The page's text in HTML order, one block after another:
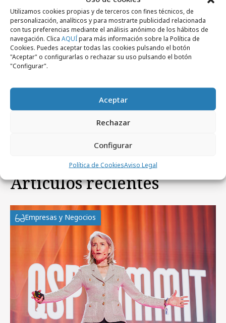
Utilizamos cookies propias y de terceros con fines técnicos, de
personalización, analíticos y para mostrarte publicidad relacionada
con tus preferencias mediante el análisis anónimo de los hábitos de
navegación. Clica AQUÍpara más información sobre la Política de
Cookies. Puedes aceptar todas las cookies pulsando el botón
"Aceptar" o configurarlas o rechazar su uso pulsando el botón
"Configurar".
Aceptar
Rechazar
Configurar
Política de CookiesAviso Legal
Ceuta presume de ser una "tierra rara"
Agencias
viernes, 13 de septiembre 2013
Cash Converters elige a McCann
Profesionales
Juan Manuel Rebollo deja Universal
McCann
Artículos recientes
Empresas y Negocios